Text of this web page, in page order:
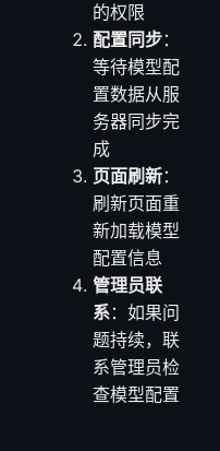
的权限
配置同步：
等待模型配
置数据从服
务器同步完
成
页面刷新：
刷新页面重
新加载模型
配置信息
管理员联
系：如果问
题持续，联
系管理员检
查模型配置